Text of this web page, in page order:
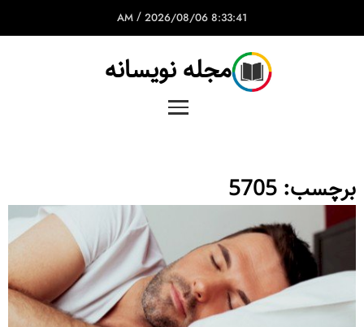
8:33:41 AM
/ 2026/08/06
مجله نویسانه
برچسب: 5705